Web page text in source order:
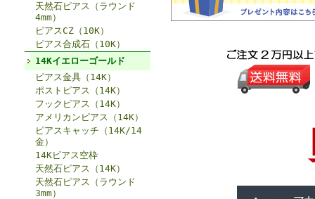
天然石ピアス（ラウンド
4mm）
ピアスCZ（10K）
ピアス合成石（10K）
14Kイエローゴールド
ピアス金具（14K）
ポストピアス（14K）
フックピアス（14K）
アメリカンピアス（14K）
ピアスキャッチ（14K/14
金）
14Kピアス空枠
天然石ピアス（14K）
天然石ピアス（ラウンド
3mm）